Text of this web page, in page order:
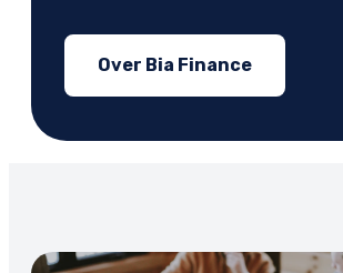
Over Bia Finance